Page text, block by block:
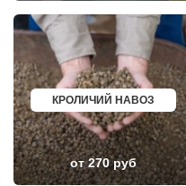
ЗАРЕЧЬЕ
ЗВЕНИГОРОД
ЗЕЛЕНОГРАД
ЗЕЛЕНОГРАДСКИЙ
ЗНАМЯ ОКТЯБРЯ
ИВАНТЕЕВКА
ИКША
ИСТРА
КАЛИНИНЕЦ
КАШИРА
КИЕВСКИЙ
КЛИМОВСК
КРОЛИЧИЙ НАВОЗ
от 270 руб